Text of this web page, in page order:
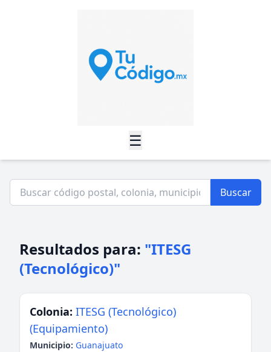
☰
Buscar
Resultados para: "ITESG
(Tecnológico)"
Colonia: ITESG (Tecnológico)
(Equipamiento)
Municipio: Guanajuato